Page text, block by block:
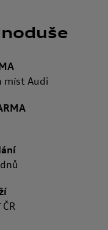
míst Audi